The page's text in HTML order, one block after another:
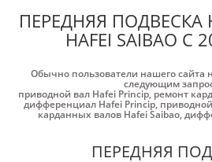
ПЕРЕДНЯЯ ПОДВЕСКА
HAFEI SAIBAO С
Обычно пользователи нашего сайта
следующим
приводной вал Hafei Princip, ремонт
дифференциал Hafei Princip,
карданных валов Hafei Saibao,
ПЕРЕДНЯЯ